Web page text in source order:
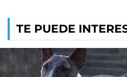
TE PUEDE